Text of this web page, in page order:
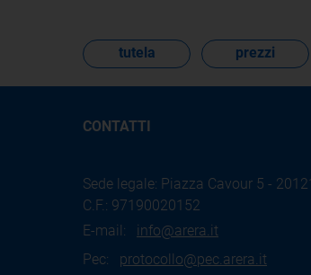
tutela prezzi
CONTATTI
Sede legale: Piazza Cavour 5 -
C.F.: 97190020152
E-mail: info@arera.it
Pec: protocollo@pec.arera.it